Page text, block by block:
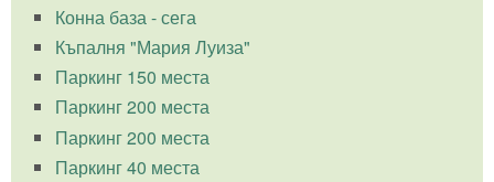
Конна база - сега
Къпалня "Мария Луиза"
Паркинг 150 места
Паркинг 200 места
Паркинг 200 места
Паркинг 40 места